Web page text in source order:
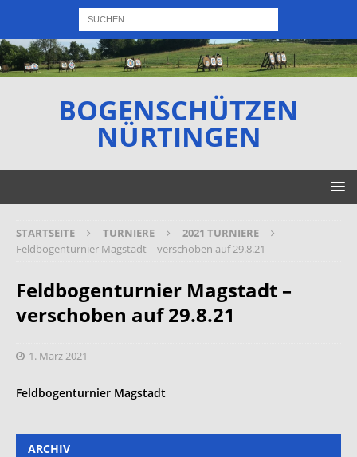
BOGENSCHÜTZEN
NÜRTINGEN
STARTSEITE TURNIERE
2021 TURNIERE
Feldbogenturnier Magstadt – verschoben auf 29.8.21
Feldbogenturnier Magstadt –
verschoben auf 29.8.21
1. März 2021
Feldbogenturnier Magstadt
ARCHIV